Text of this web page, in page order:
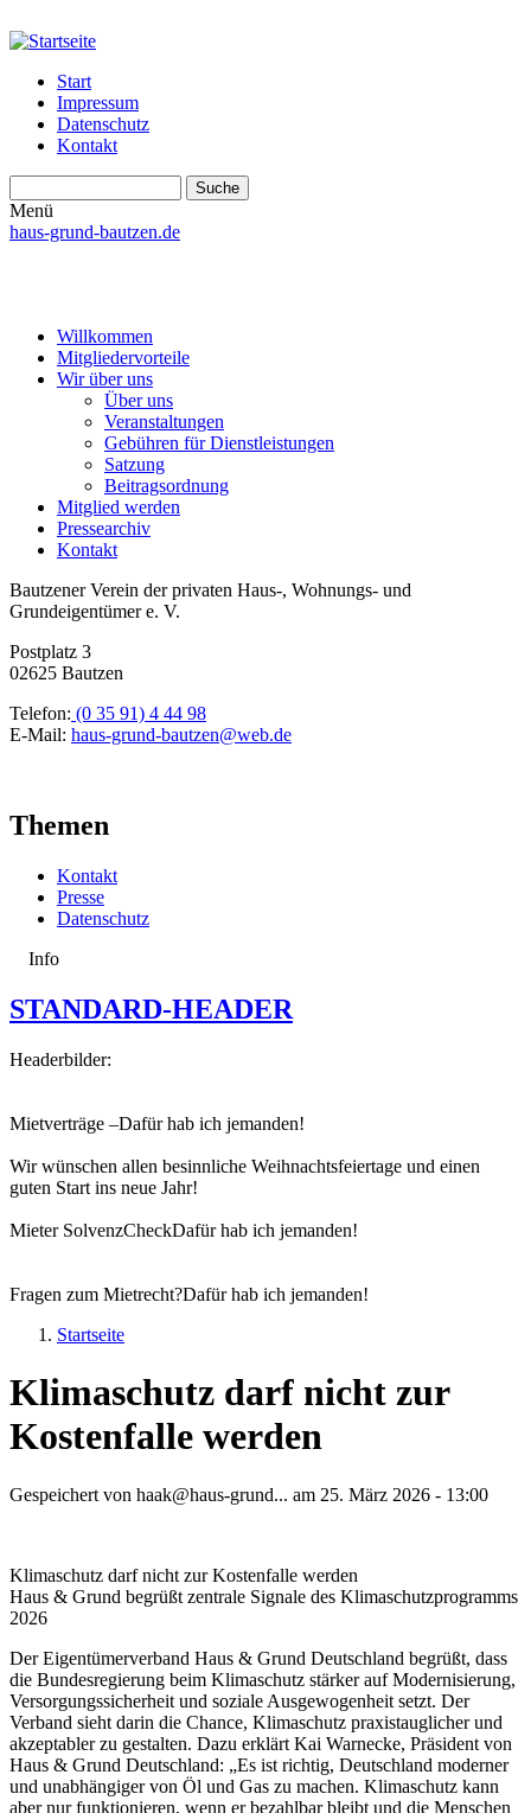
Start
Impressum
Datenschutz
Kontakt
Suchformular
Menü
haus-grund-bautzen.de
Willkommen
Mitgliedervorteile
Wir über uns
Über uns
Veranstaltungen
Gebühren für Dienstleistungen
Satzung
Beitragsordnung
Mitglied werden
Pressearchiv
Kontakt
Bautzener Verein der privaten Haus-, Wohnungs- und
Grundeigentümer e. V.
Postplatz 3
02625 Bautzen
Telefon: (0 35 91) 4 44 98
E-Mail: haus-grund-bautzen@web.de
Themen
Kontakt
Presse
Datenschutz
Info
STANDARD-HEADER
Headerbilder:
Mietverträge –Dafür hab ich jemanden!
Wir wünschen allen besinnliche Weihnachtsfeiertage und einen
guten Start ins neue Jahr!
Mieter SolvenzCheckDafür hab ich jemanden!
Fragen zum Mietrecht?Dafür hab ich jemanden!
Startseite
Klimaschutz darf nicht zur
Kostenfalle werden
Gespeichert von haak@haus-grund... am 25. März 2026 - 13:00
Klimaschutz darf nicht zur Kostenfalle werden
Haus & Grund begrüßt zentrale Signale des Klimaschutzprogramms
2026
Der Eigentümerverband Haus & Grund Deutschland begrüßt, dass
die Bundesregierung beim Klimaschutz stärker auf Modernisierung,
Versorgungssicherheit und soziale Ausgewogenheit setzt. Der
Verband sieht darin die Chance, Klimaschutz praxistauglicher und
akzeptabler zu gestalten. Dazu erklärt Kai Warnecke, Präsident von
Haus & Grund Deutschland: „Es ist richtig, Deutschland moderner
und unabhängiger von Öl und Gas zu machen. Klimaschutz kann
aber nur funktionieren, wenn er bezahlbar bleibt und die Menschen